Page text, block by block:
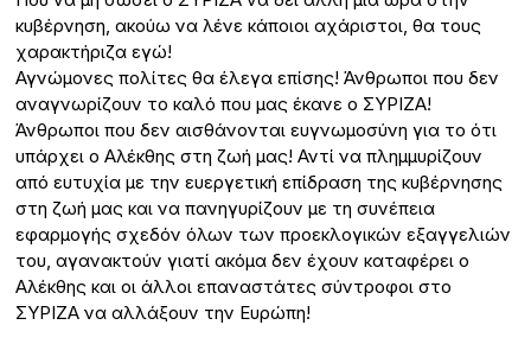
κυβέρνηση, ακούω να λένε κάποιοι αχάριστοι, θα τους
χαρακτήριζα εγώ!
Αγνώμονες πολίτες θα έλεγα επίσης! Άνθρωποι που δεν
αναγνωρίζουν το καλό που μας έκανε ο ΣΥΡΙΖΑ!
Άνθρωποι που δεν αισθάνονται ευγνωμοσύνη για το ότι
υπάρχει ο Αλέκθης στη ζωή μας! Αντί να πλημμυρίζουν
από ευτυχία με την ευεργετική επίδραση της κυβέρνησης
στη ζωή μας και να πανηγυρίζουν με τη συνέπεια
εφαρμογής σχεδόν όλων των προεκλογικών εξαγγελιών
του, αγανακτούν γιατί ακόμα δεν έχουν καταφέρει ο
Αλέκθης και οι άλλοι επαναστάτες σύντροφοι στο
ΣΥΡΙΖΑ να αλλάξουν την Ευρώπη!